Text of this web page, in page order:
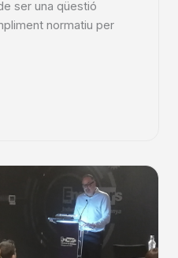
ser una qüestió
normatiu per